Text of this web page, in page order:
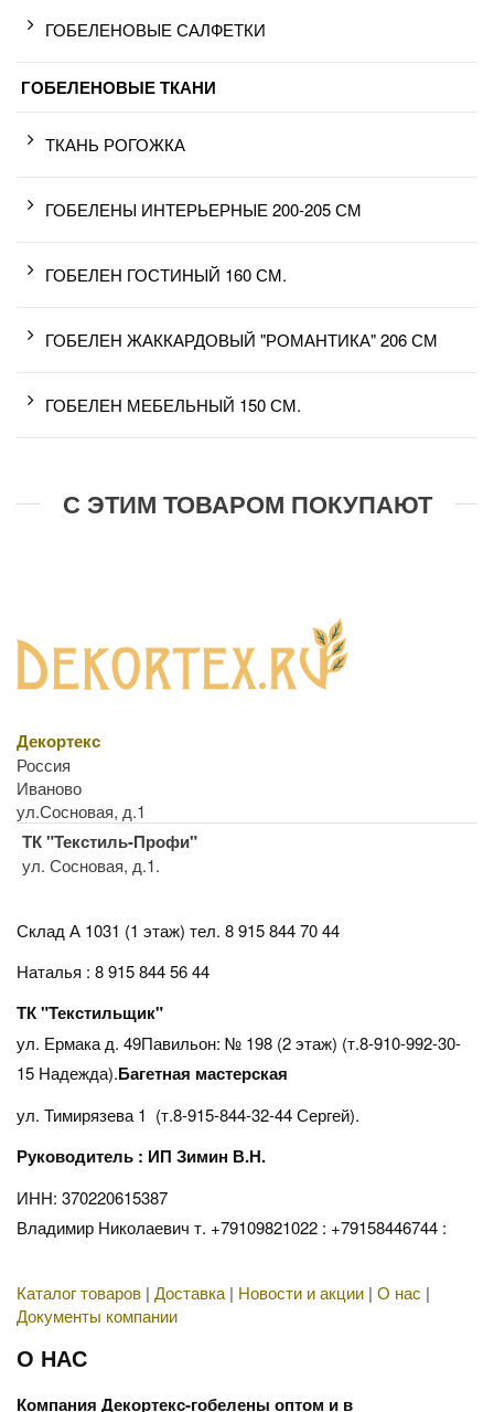
ГОБЕЛЕНОВЫЕ САЛФЕТКИ
ГОБЕЛЕНОВЫЕ ТКАНИ
ТКАНЬ РОГОЖКА
ГОБЕЛЕНЫ ИНТЕРЬЕРНЫЕ 200-205 СМ
ГОБЕЛЕН ГОСТИНЫЙ 160 СМ.
ГОБЕЛЕН ЖАККАРДОВЫЙ "РОМАНТИКА" 206 СМ
ГОБЕЛЕН МЕБЕЛЬНЫЙ 150 СМ.
С ЭТИМ ТОВАРОМ ПОКУПАЮТ
Декортекс
Россия
Иваново
ул.Сосновая, д.1
ТК "Текстиль-Профи"
ул. Сосновая, д.1.
Склад А 1031 (1 этаж) тел. 8 915 844 70 44
Наталья : 8 915 844 56 44
ТК "Текстильщик"
ул. Ермака д. 49Павильон: № 198 (2 этаж) (т.8-910-992-30-
15 Надежда).Багетная мастерская
ул. Тимирязева 1 (т.8-915-844-32-44 Сергей).
Руководитель : ИП Зимин В.Н.
ИНН: 370220615387
Владимир Николаевич т. +79109821022 : +79158446744 :
Каталог товаров | Доставка | Новости и акции | О нас |
Документы компании
О НАС
Компания Декортекс-гобелены оптом и в